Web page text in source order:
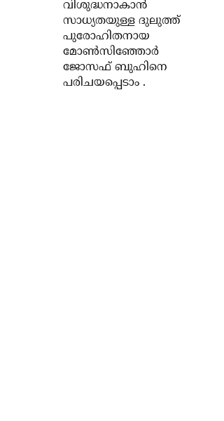
വിശുദ്ധനാകാൻ
സാധ്യതയുള്ള ദുലുത്ത്
പുരോഹിതനായ
മോൺസിഞ്ഞോർ
ജോസഫ് ബുഹിനെ
പരിചയപ്പെടാം .